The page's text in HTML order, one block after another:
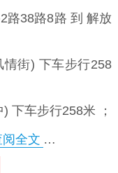
路38路8路 到 解放
情街) 下车步行258
下车步行258米 ；
阅全文 …